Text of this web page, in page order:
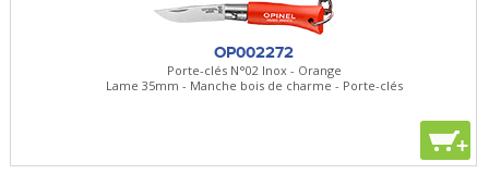
OP002272
Porte-clés N°02 Inox - Orange
Lame 35mm - Manche bois de charme - Porte-clés
+